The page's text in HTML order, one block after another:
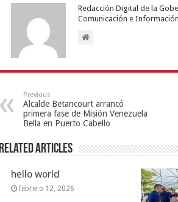
Redacción Digital de la
Comunicación e
Previous
Alcalde Betancourt arrancó
primera fase de Misión Venezuela
Bella en Puerto Cabello
Related Articles
hello world
febrero 12, 2026